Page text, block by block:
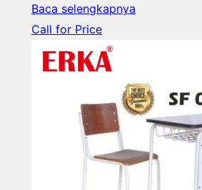
Baca selengkapnya
Call for Price